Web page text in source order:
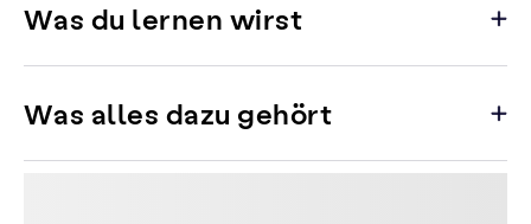
Was du lernen wirst
Was alles dazu gehört